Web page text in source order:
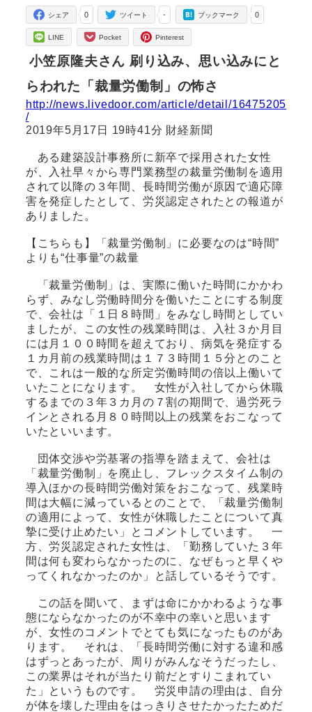
0
シェア -
ツイート 0
ブックマーク
LINE Pocket Pinterest
小笠原隆夫さん 刷り込み、思い込みにと
らわれた「裁量労働制」の怖さ
http://news.livedoor.com/article/detail/16475205
/
2019年5月17日 19時41分 財経新聞
ある建築設計事務所に新卒で採用された女性
が、入社早々から専門業務型の裁量労働制を適用
されて以降の３年間、長時間労働が原因で適応障
害を発症したとして、労災認定されたとの報道が
ありました。
【こちらも】「裁量労働制」に必要なのは“時間”
よりも“仕事量”の裁量
「裁量労働制」は、実際に働いた時間にかかわ
らず、みなし労働時間分を働いたことにする制度
で、会社は「１日８時間」をみなし時間としてい
ましたが、この女性の残業時間は、入社３か月目
には月１００時間を超えており、病気を発症する
１カ月前の残業時間は１７３時間１５分とのこと
で、これは一般的な所定労働時間の倍以上働いて
いたことになります。 女性が入社してから休職
するまでの３年３カ月の７割の期間で、過労死ラ
インとされる月８０時間以上の残業をおこなって
いたといいます。
団体交渉や労基署の指導を踏まえて、会社は
「裁量労働制」を廃止し、フレックスタイム制の
導入ほかの長時間労働対策をおこなって、残業時
間は大幅に減っているとのことで、「裁量労働制
の適用によって、女性が休職したことについて真
摯に受け止めたい」とコメントしています。 一
方、労災認定された女性は、「勤務していた３年
間は何も変わらなかったのに、なぜもっと早くや
ってくれなかったのか」と話しているそうです。
この話を聞いて、まずは命にかかわるような事
態にならなかったのが不幸中の幸いと思います
が、女性のコメントでとても気になったものがあ
ります。 それは、「長時間労働に対する違和感
はずっとあったが、周りがみんなそうだったし、
この業界はそれが当たり前だとすりこまれてい
た」というものです。 労災申請の理由は、自分
が体を壊した理由をはっきりさせたかったためだ